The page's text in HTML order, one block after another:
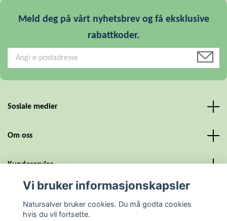
Meld deg på vårt nyhetsbrev og få eksklusive
rabattkoder.
Sosiale medier
Om oss
Kundeservice
Vi bruker informasjonskapsler
Natursalver bruker cookies. Du må godta cookies
hvis du vil fortsette.